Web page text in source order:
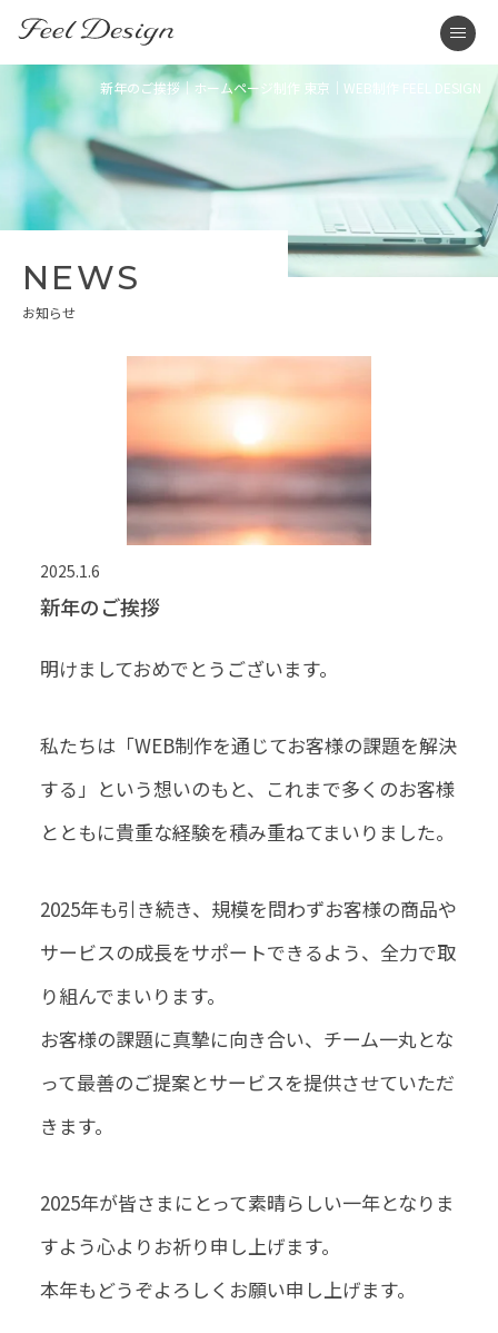
新年のご挨拶｜ホームページ制作 東京｜WEB制作 FEEL DESIGN
NEWS
お知らせ
2025.1.6
新年のご挨拶
明けましておめでとうございます。
私たちは「WEB制作を通じてお客様の課題を解決
する」という想いのもと、これまで多くのお客様
とともに貴重な経験を積み重ねてまいりました。
2025年も引き続き、規模を問わずお客様の商品や
サービスの成長をサポートできるよう、全力で取
り組んでまいります。
お客様の課題に真摯に向き合い、チーム一丸とな
って最善のご提案とサービスを提供させていただ
きます。
2025年が皆さまにとって素晴らしい一年となりま
すよう心よりお祈り申し上げます。
本年もどうぞよろしくお願い申し上げます。